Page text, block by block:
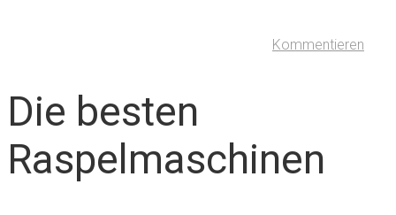
Kommentieren
Die besten
Raspelmaschinen